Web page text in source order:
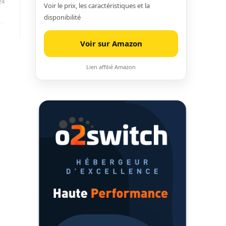
Voir le prix, les caractéristiques et la
disponibilité
Voir sur Amazon
Lien affilié Amazon